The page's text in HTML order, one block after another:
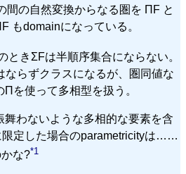
の自然変換からなる圏を ΠF と
もdomainになっている。
ときΣFは半順序集合にならない。
らずクラスになるが、圏同値な
を使って多相型を扱う。
舞わないような多相的な要素を含
限定した場合のparametricityは……
な?*1